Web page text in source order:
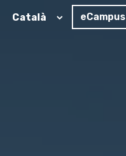
eCampus